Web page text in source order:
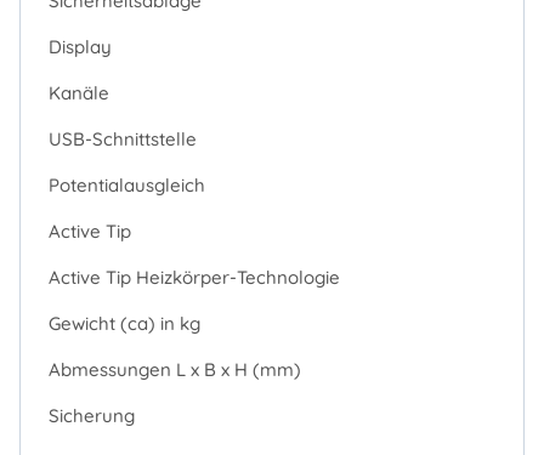
Display
Kanäle
USB-Schnittstelle
Potentialausgleich
Active Tip
Active Tip Heizkörper-Technologie
Gewicht (ca) in kg
Abmessungen L x B x H (mm)
Sicherung